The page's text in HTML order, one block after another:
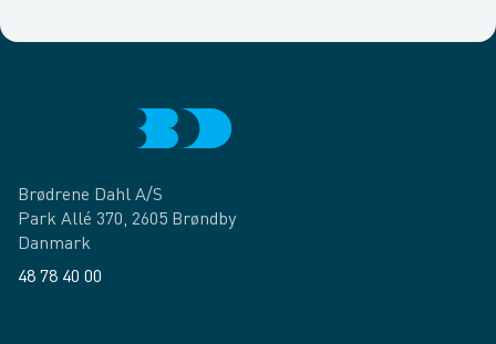
Brødrene Dahl A/S
Park Allé 370, 2605 Brøndby
Danmark
48 78 40 00